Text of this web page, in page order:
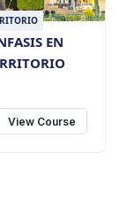
EN
View Course